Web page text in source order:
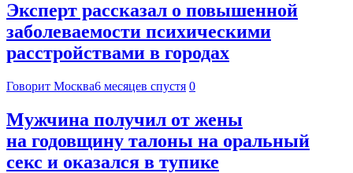
Эксперт рассказал о повышенной
заболеваемости психическими
расстройствами в городах
Говорит Москва6 месяцев спустя 0
Мужчина получил от жены
на годовщину талоны на оральный
секс и оказался в тупике